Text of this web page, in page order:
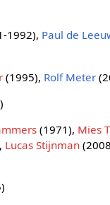
1992), Paul de
(1995), Rolf Meter
(1971), Mies
Lucas Stijnman